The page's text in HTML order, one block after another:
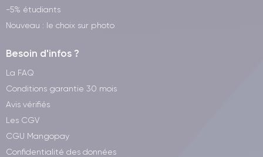
-5% étudiants
Nouveau : le choix sur photo
Besoin d'infos ?
La FAQ
Conditions garantie 30 mois
Avis vérifiés
Les CGV
CGU Mangopay
Confidentialité des données